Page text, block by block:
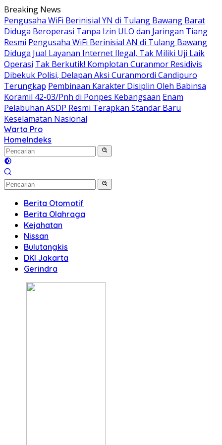
Langsung
ke
konten
Breaking News
Pengusaha WiFi Berinisial YN di Tulang Bawang Barat
Diduga Beroperasi Tanpa Izin ULO dan Jaringan Tiang
Resmi Pengusaha WiFi Berinisial AN di Tulang Bawang
Diduga Jual Layanan Internet Ilegal, Tak Miliki Uji Laik
Operasi Tak Berkutik! Komplotan Curanmor Residivis
Dibekuk Polisi, Delapan Aksi Curanmordi Candipuro
Terungkap Pembinaan Karakter Disiplin Oleh Babinsa
Koramil 42-03/Pnh di Ponpes Kebangsaan Enam
Pelabuhan ASDP Resmi Terapkan Standar Baru
Keselamatan Nasional
Warta Pro
Akurat
dan
Terpercaya
HomeIndeks
Berita Otomotif
Berita Olahraga
Kejahatan
Nissan
Bulutangkis
DKI Jakarta
Gerindra